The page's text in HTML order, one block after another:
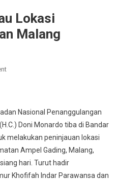
Lokasi
Malang
On
Lokasi
Gempabumi
Selatan
Malang
Nasional Penanggulangan
Doni Monardo tiba di Bandar
melakukan peninjauan lokasi
Ampel Gading, Malang,
hari. Turut hadir
Khofifah Indar Parawansa dan